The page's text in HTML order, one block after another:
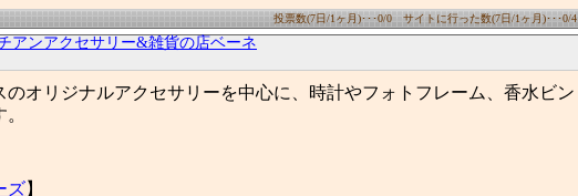
投票数(7日/1ヶ月)･･･0/0 サイトに行った数(7日/1ヶ月)･･･0/4
アンアクセサリー&雑貨の店ベーネ
のオリジナルアクセサリーを中心に、時計やフォトフレーム、香水ビン
ズ 】